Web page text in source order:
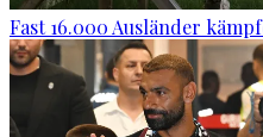
Fast 16.000 Ausländer